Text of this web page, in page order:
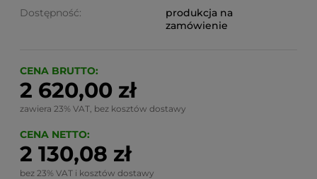
Dostępność:
produkcja na
zamówienie
CENA BRUTTO:
2 620,00 zł
zawiera 23% VAT, bez kosztów dostawy
CENA NETTO:
2 130,08 zł
bez 23% VAT i kosztów dostawy